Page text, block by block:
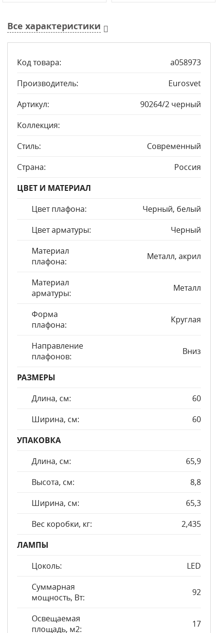
Все характеристики
Код товара:
a058973
Производитель:
Eurosvet
Артикул:
90264/2 черный
Коллекция:
Стиль:
Современный
Страна:
Россия
ЦВЕТ И МАТЕРИАЛ
Цвет плафона:
Черный, белый
Цвет арматуры:
Черный
Материал
плафона:
Металл, акрил
Материал
арматуры:
Металл
Форма
плафона:
Круглая
Направление
плафонов:
Вниз
РАЗМЕРЫ
Длина, см:
60
Ширина, см:
60
УПАКОВКА
Длина, см:
65,9
Высота, см:
8,8
Ширина, см:
65,3
Вес коробки, кг:
2,435
ЛАМПЫ
Цоколь:
LED
Суммарная
мощность, Вт:
92
Освещаемая
площадь, м2:
17